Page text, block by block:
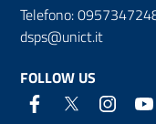
Telefono:
dsps@unict.it
FOLLOW US